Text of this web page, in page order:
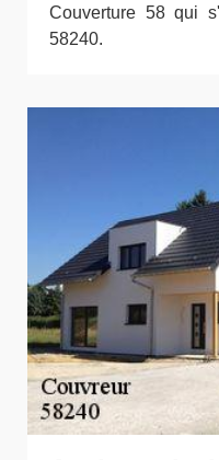
Couverture 58 qui
58240.